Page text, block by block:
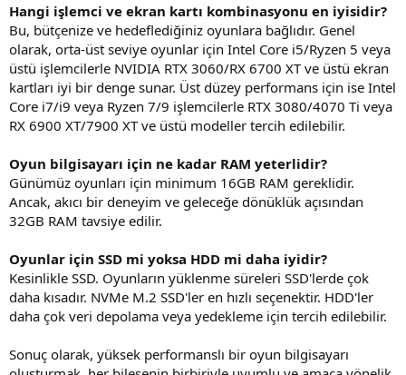
Hangi işlemci ve ekran kartı kombinasyonu en iyisidir?
Bu, bütçenize ve hedeflediğiniz oyunlara bağlıdır. Genel
olarak, orta-üst seviye oyunlar için Intel Core i5/Ryzen 5 veya
üstü işlemcilerle NVIDIA RTX 3060/RX 6700 XT ve üstü ekran
kartları iyi bir denge sunar. Üst düzey performans için ise Intel
Core i7/i9 veya Ryzen 7/9 işlemcilerle RTX 3080/4070 Ti veya
RX 6900 XT/7900 XT ve üstü modeller tercih edilebilir.
Oyun bilgisayarı için ne kadar RAM yeterlidir?
Günümüz oyunları için minimum 16GB RAM gereklidir.
Ancak, akıcı bir deneyim ve geleceğe dönüklük açısından
32GB RAM tavsiye edilir.
Oyunlar için SSD mi yoksa HDD mi daha iyidir?
Kesinlikle SSD. Oyunların yüklenme süreleri SSD'lerde çok
daha kısadır. NVMe M.2 SSD'ler en hızlı seçenektir. HDD'ler
daha çok veri depolama veya yedekleme için tercih edilebilir.
Sonuç olarak, yüksek performanslı bir oyun bilgisayarı